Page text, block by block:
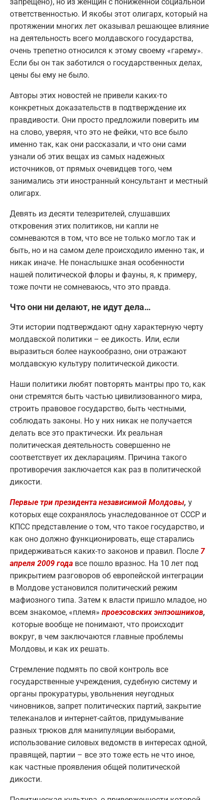
ответственностью. И якобы этот олигарх, который на
протяжении многих лет оказывал решающее влияние
на деятельность всего молдавского государства,
очень трепетно относился к этому своему «гарему».
Если бы он так заботился о государственных делах,
цены бы ему не было.
Авторы этих новостей не привели каких-то
конкретных доказательств в подтверждение их
правдивости. Они просто предложили поверить им
на слово, уверяя, что это не фейки, что все было
именно так, как они рассказали, и что они сами
узнали об этих вещах из самых надежных
источников, от прямых очевидцев того, чем
занимались эти иностранный консультант и местный
олигарх.
Девять из десяти телезрителей, слушавших
откровения этих политиков, ни капли не
сомневаются в том, что все не только могло так и
быть, но и на самом деле происходило именно так, и
никак иначе. Не понаслышке зная особенности
нашей политической флоры и фауны, я, к примеру,
тоже почти не сомневаюсь, что это правда.
Что они ни делают, не идут дела…
Эти истории подтверждают одну характерную черту
молдавской политики – ее дикость. Или, если
выразиться более наукообразно, они отражают
молдавскую культуру политической дикости.
Наши политики любят повторять мантры про то, как
они стремятся быть частью цивилизованного мира,
строить правовое государство, быть честными,
соблюдать законы. Но у них никак не получается
делать все это практически. Их реальная
политическая деятельность совершенно не
соответствует их декларациям. Причина такого
противоречия заключается как раз в политической
дикости.
Первые три президента независимой Молдовы, у
которых еще сохранялось унаследованное от СССР и
КПСС представление о том, что такое государство, и
как оно должно функционировать, еще старались
придерживаться каких-то законов и правил. После 7
апреля 2009 года все пошло вразнос. На 10 лет под
прикрытием разговоров об европейской интеграции
в Молдове установился политический режим
мафиозного типа. Затем к власти пришло младое, но
всем знакомое, «племя» проеэсовских энпэошников,
которые вообще не понимают, что происходит
вокруг, в чем заключаются главные проблемы
Молдовы, и как их решать.
Стремление подмять по свой контроль все
государственные учреждения, судебную систему и
органы прокуратуры, увольнения неугодных
чиновников, запрет политических партий, закрытие
телеканалов и интернет-сайтов, придумывание
разных трюков для манипуляции выборами,
использование силовых ведомств в интересах одной,
правящей, партии – все это тоже есть не что иное,
как частные проявления общей политической
дикости.